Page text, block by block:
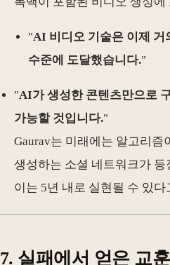
"AI 비디오 기술은 이제 거
수준에 도달했습니다."
"AI가 생성한 콘텐츠만으로
가능할 것입니다."
Gaurav는 미래에는 알고리즘
생성하는 소셜 네트워크가
이는 5년 내로 실현될 수 있다
7. 실패에서 얻은 교훈